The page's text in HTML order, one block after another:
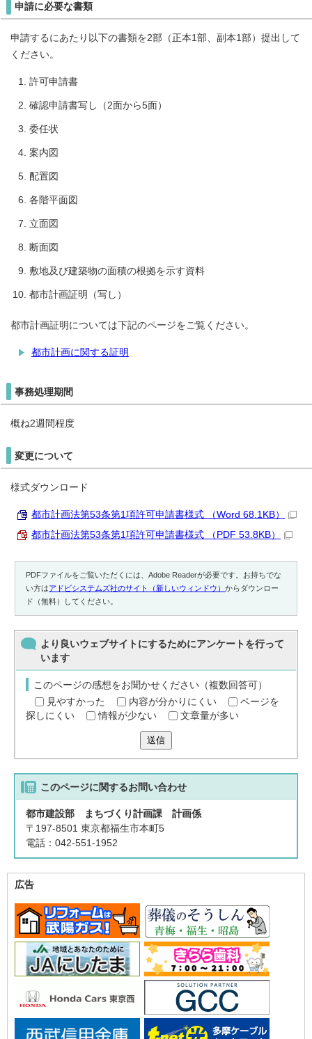
申請に必要な書類
申請するにあたり以下の書類を2部（正本1部、副本1部）提出して
ください。
許可申請書
確認申請書写し（2面から5面）
委任状
案内図
配置図
各階平面図
立面図
断面図
敷地及び建築物の面積の根拠を示す資料
都市計画証明（写し）
都市計画証明については下記のページをご覧ください。
都市計画に関する証明
事務処理期間
概ね2週間程度
変更について
様式ダウンロード
都市計画法第53条第1項許可申請書様式 （Word 68.1KB）
都市計画法第53条第1項許可申請書様式 （PDF 53.8KB）
PDFファイルをご覧いただくには、Adobe Readerが必要です。お持ちでな
い方はアドビシステムズ社のサイト（新しいウィンドウ）からダウンロー
ド（無料）してください。
より良いウェブサイトにするためにアンケートを行って
います
このページの感想をお聞かせください（複数回答可）
見やすかった
内容が分かりにくい
ページを
探しにくい
情報が少ない 文章量が多い
送信
このページに関するお問い合わせ
都市建設部 まちづくり計画課 計画係
〒197-8501 東京都福生市本町5
電話：042-551-1952
広告